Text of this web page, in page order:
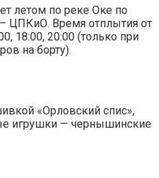
летом по реке Оке по
Время отплытия от
18:00, 20:00 (только при
на борту).
«Орловский спис»,
игрушки — чернышинские